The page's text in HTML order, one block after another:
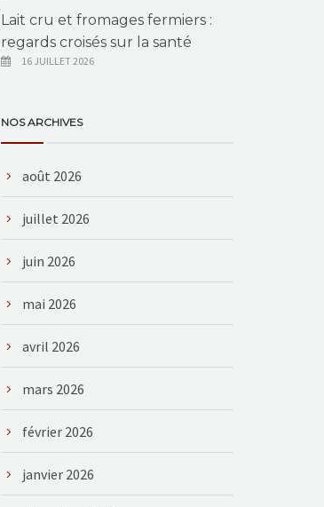
Lait cru et fromages fermiers :
regards croisés sur la santé
16 JUILLET 2026
NOS ARCHIVES
août 2026
juillet 2026
juin 2026
mai 2026
avril 2026
mars 2026
février 2026
janvier 2026